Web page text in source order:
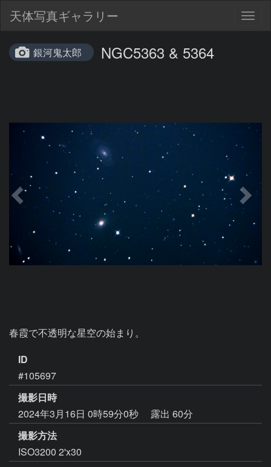
天体写真ギャラリー
銀河鬼太郎 NGC5363 & 5364
春霞で不透明な星空の始まり。
ID
#105697
撮影日時
2024年3月16日 0時59分0秒
露出 60分
撮影方法
ISO3200 2'x30